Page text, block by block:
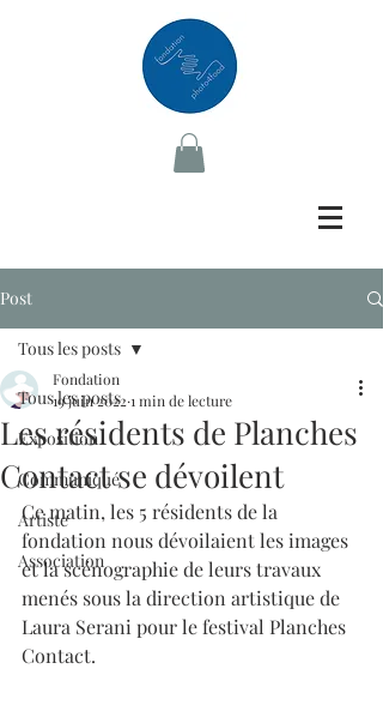
Post
Tous les posts
Exposition
Communiqué
Artiste
Association
Tous les posts
Les résidents de Planches
Contact se dévoilent
Fondation
19 juin 20221 min de lecture
Ce matin, les 5 résidents de la
fondation nous dévoilaient les images
et la scénographie de leurs travaux
menés sous la direction artistique de
Laura Serani pour le festival Planches
Contact.